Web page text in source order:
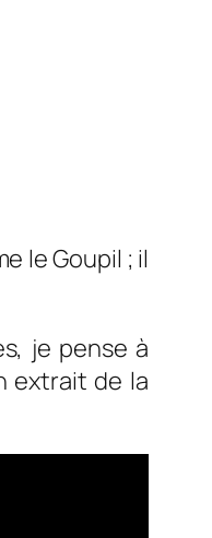
le Goupil ; il
je pense à
extrait de la